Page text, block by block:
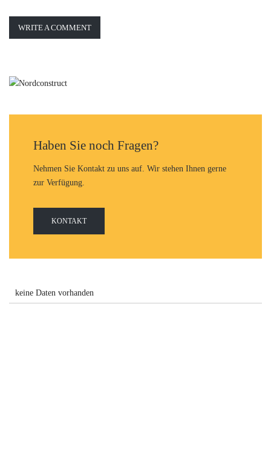
WRITE A COMMENT
Haben Sie noch Fragen?
Nehmen Sie Kontakt zu uns auf. Wir stehen Ihnen gerne
zur Verfügung.
KONTAKT
keine Daten vorhanden